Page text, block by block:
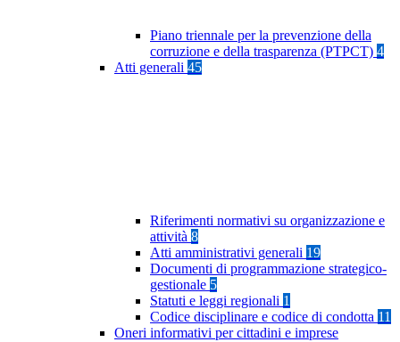
Piano triennale per la prevenzione della
corruzione e della trasparenza (PTPCT) 4
Atti generali 45
Riferimenti normativi su organizzazione e
attività 8
Atti amministrativi generali 19
Documenti di programmazione strategico-
gestionale 5
Statuti e leggi regionali 1
Codice disciplinare e codice di condotta 11
Oneri informativi per cittadini e imprese